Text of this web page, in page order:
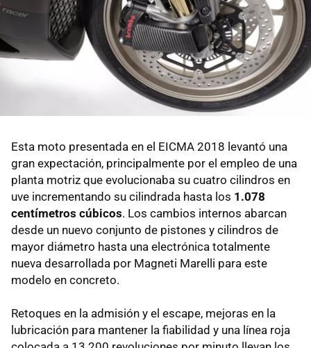
Esta moto presentada en el EICMA 2018 levantó una
gran expectación, principalmente por el empleo de una
planta motriz que evolucionaba su cuatro cilindros en
uve incrementando su cilindrada hasta los 1.078
centímetros cúbicos. Los cambios internos abarcan
desde un nuevo conjunto de pistones y cilindros de
mayor diámetro hasta una electrónica totalmente
nueva desarrollada por Magneti Marelli para este
modelo en concreto.
Retoques en la admisión y el escape, mejoras en la
lubricación para mantener la fiabilidad y una línea roja